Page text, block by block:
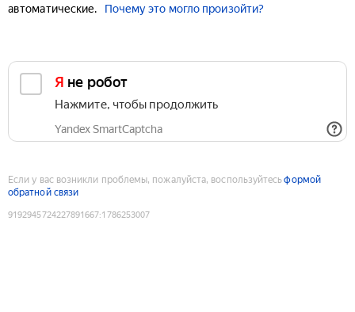
автоматические.
Почему это могло произойти?
Я не робот
Нажмите, чтобы продолжить
Yandex SmartCaptcha
Если у вас возникли проблемы, пожалуйста, воспользуйтесьформой
обратной связи
9192945724227891667:1786253007